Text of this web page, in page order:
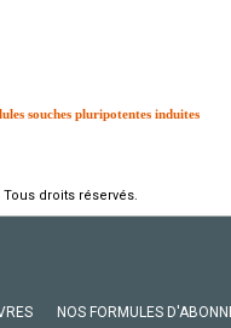
souches pluripotentes induites
droits réservés.
NOS FORMULES